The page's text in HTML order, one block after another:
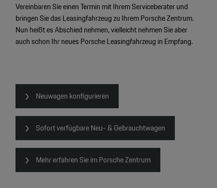
Vereinbaren Sie einen Termin mit Ihrem Serviceberater und
bringen Sie das Leasingfahrzeug zu Ihrem Porsche Zentrum.
Nun heißt es Abschied nehmen, vielleicht nehmen Sie aber
auch schon Ihr neues Porsche Leasingfahrzeug in Empfang.
Neuwagen konfigurieren
Sofort verfügbare Neu- & Gebrauchtwagen
Mehr erfahren Sie im Porsche Zentrum
2